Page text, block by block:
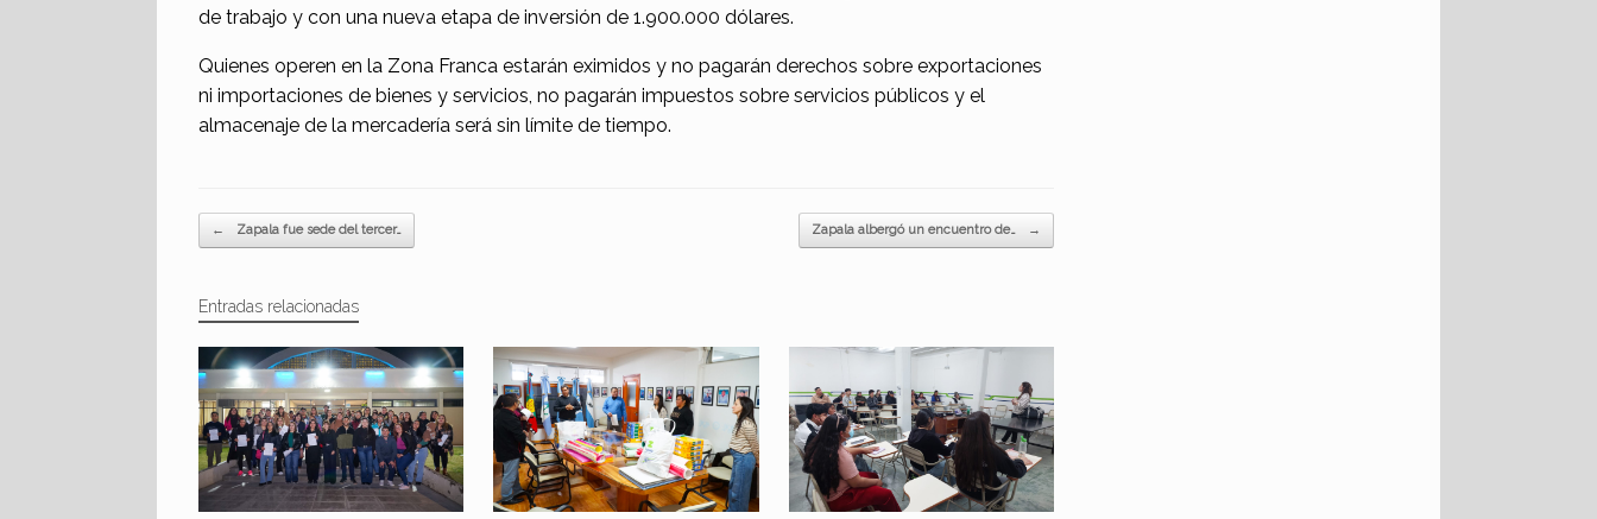
de trabajo y con una nueva etapa de inversión de 1.900.000 dólares.
Quienes operen en la Zona Franca estarán eximidos y no pagarán derechos sobre exportaciones
ni importaciones de bienes y servicios, no pagarán impuestos sobre servicios públicos y el
almacenaje de la mercadería será sin límite de tiempo.
Navegador de artículos
← Zapala fue sede del tercer… Zapala albergó un encuentro de… →
Entradas relacionadas